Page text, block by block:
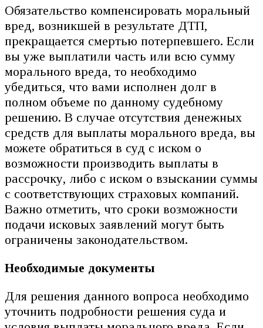
Обязательство компенсировать моральный
вред, возникшей в результате ДТП,
прекращается смертью потерпевшего. Если
вы уже выплатили часть или всю сумму
морального вреда, то необходимо
убедиться, что вами исполнен долг в
полном объеме по данному судебному
решению. В случае отсутствия денежных
средств для выплаты морального вреда, вы
можете обратиться в суд с иском о
возможности производить выплаты в
рассрочку, либо с иском о взыскании суммы
с соответствующих страховых компаний.
Важно отметить, что сроки возможности
подачи исковых заявлений могут быть
ограничены законодательством.
Необходимые документы
Для решения данного вопроса необходимо
уточнить подробности решения суда и